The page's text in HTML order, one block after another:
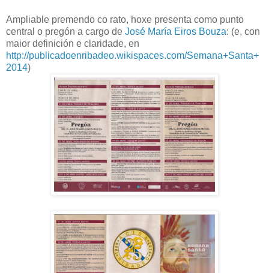
Ampliable premendo co rato, hoxe presenta como punto
central o pregón a cargo de José María Eiros Bouza: (e, con
maior definición e claridade, en
http://publicadoenribadeo.wikispaces.com/Semana+Santa+
2014)